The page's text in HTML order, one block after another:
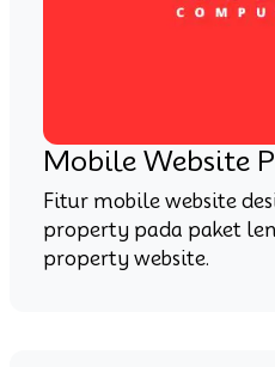
Mobile Website
Fitur mobile website
property pada paket
property website.